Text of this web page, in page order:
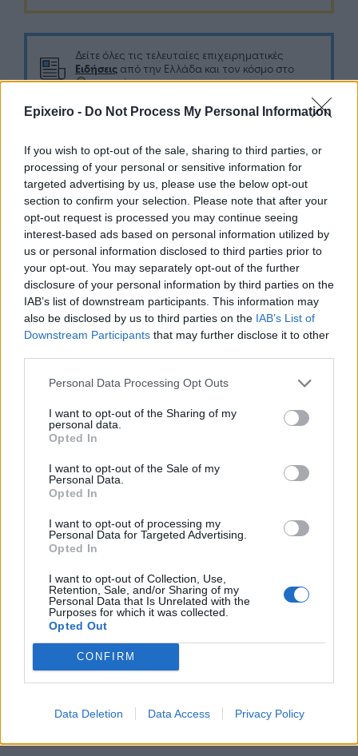
Epixeiro - Do Not Process My Personal Information
If you wish to opt-out of the sale, sharing to third parties, or
processing of your personal or sensitive information for
targeted advertising by us, please use the below opt-out
section to confirm your selection. Please note that after your
opt-out request is processed you may continue seeing
interest-based ads based on personal information utilized by
us or personal information disclosed to third parties prior to
your opt-out. You may separately opt-out of the further
disclosure of your personal information by third parties on the
IAB’s list of downstream participants. This information may
also be disclosed by us to third parties on the IAB’s List of
Downstream Participants that may further disclose it to other
Personal Data Processing Opt Outs
I want to opt-out of the Sharing of my
personal data.
Opted In
I want to opt-out of the Sale of my
Personal Data.
Opted In
I want to opt-out of processing my
Personal Data for Targeted Advertising.
Opted In
I want to opt-out of Collection, Use,
Retention, Sale, and/or Sharing of my
Personal Data that Is Unrelated with the
Purposes for which it was collected.
Opted Out
CONFIRM
Data Deletion Data Access Privacy Policy
Δείτε όλες τις τελευταίες επιχειρηματικές
Ειδήσεις από την Ελλάδα και τον κόσμο στο
Σχολιάστε
... σχόλια | Κάνε click για να σχολιάσεις
TP Greece: Πώς διαμορφώνεται το
μέλλον του Insurance στην εποχή του AI
Advertorial